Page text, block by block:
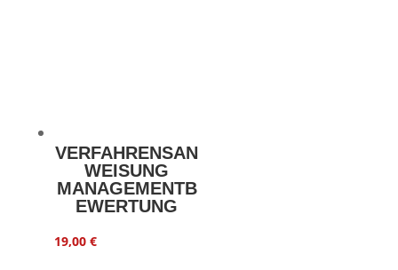
VERFAHRENSAN
WEISUNG
MANAGEMENTB
EWERTUNG
19,00 €